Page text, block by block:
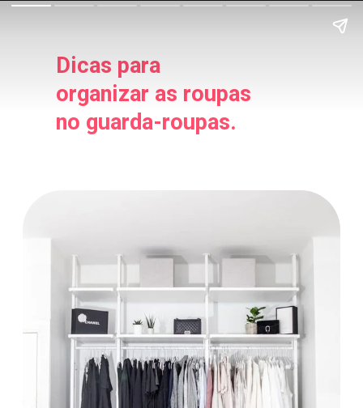
Dicas para
organizar as roupas
no guarda-roupas.